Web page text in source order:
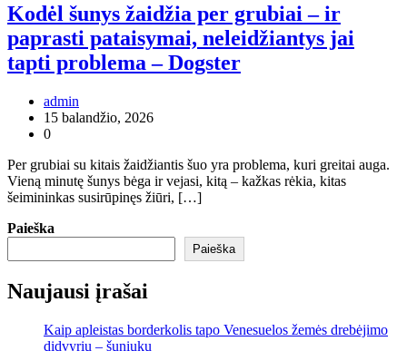
Kodėl šunys žaidžia per grubiai – ir
paprasti pataisymai, neleidžiantys jai
tapti problema – Dogster
admin
15 balandžio, 2026
0
Per grubiai su kitais žaidžiantis šuo yra problema, kuri greitai auga.
Vieną minutę šunys bėga ir vejasi, kitą – kažkas rėkia, kitas
šeimininkas susirūpinęs žiūri, […]
Paieška
Paieška
Naujausi įrašai
Kaip apleistas borderkolis tapo Venesuelos žemės drebėjimo
didvyriu – šuniuku